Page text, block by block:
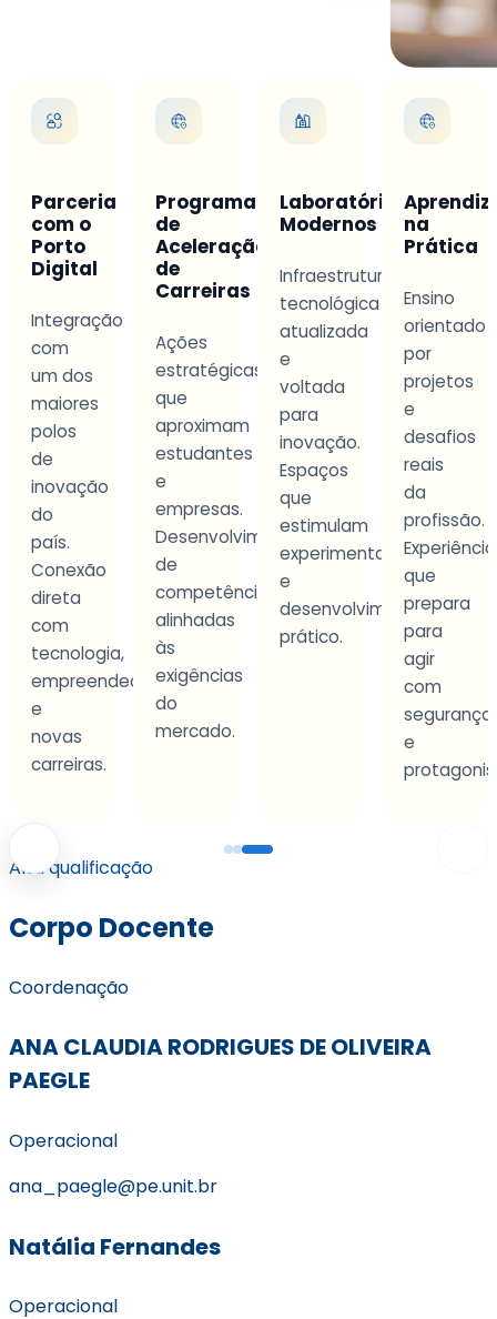
Parceria
com o
Porto
Digital
Integração
com
um dos
maiores
polos
de
inovação
do
país.
Conexão
direta
com
tecnologia,
empreendedorismo
e
novas
carreiras.
Programa
de
Aceleração
de
Carreiras
Ações
estratégicas
que
aproximam
estudantes
e
empresas.
Desenvolvimento
de
competências
alinhadas
às
exigências
do
mercado.
Laboratórios
Modernos
Infraestrutura
tecnológica
atualizada
e
voltada
para
inovação.
Espaços
que
estimulam
experimentação
e
desenvolvimento
prático.
na
Prática
Ensino
orientado
por
projetos
e
desafios
reais
da
profissão.
Experiência
que
prepara
para
agir
com
segurança
e
Alta qualificação
Corpo Docente
Coordenação
ANA CLAUDIA RODRIGUES DE OLIVEIRA
PAEGLE
Operacional
ana_paegle@pe.unit.br
Natália Fernandes
Operacional